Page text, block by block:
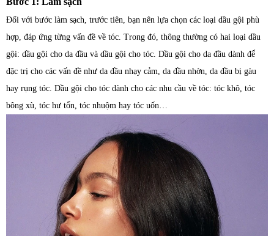
Đối với bước làm sạch, trước tiên, bạn nên lựa chọn các loại dầu gội phù
hợp, đáp ứng từng vấn đề về tóc. Trong đó, thông thường có hai loại dầu
gội: dầu gội cho da đầu và dầu gội cho tóc. Dầu gội cho da đầu dành để
đặc trị cho các vấn đề như da đầu nhạy cảm, da đầu nhờn, da đầu bị gàu
hay rụng tóc. Dầu gội cho tóc dành cho các nhu cầu về tóc: tóc khô, tóc
bông xù, tóc hư tổn, tóc nhuộm hay tóc uốn…